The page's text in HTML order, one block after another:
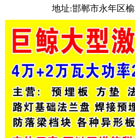
地址:邯郸市永年区